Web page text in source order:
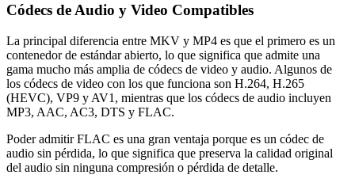
Códecs de Audio y Video Compatibles
La principal diferencia entre MKV y MP4 es que el primero es un
contenedor de estándar abierto, lo que significa que admite una
gama mucho más amplia de códecs de video y audio. Algunos de
los códecs de video con los que funciona son H.264, H.265
(HEVC), VP9 y AV1, mientras que los códecs de audio incluyen
MP3, AAC, AC3, DTS y FLAC.
Poder admitir FLAC es una gran ventaja porque es un códec de
audio sin pérdida, lo que significa que preserva la calidad original
del audio sin ninguna compresión o pérdida de detalle.